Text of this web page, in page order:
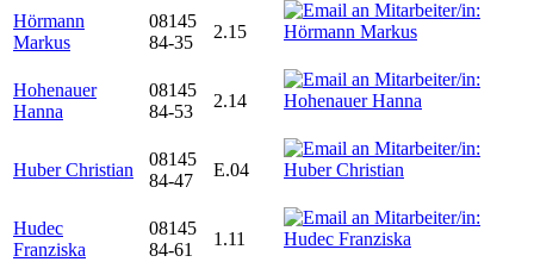
Hörmann
Markus
08145
84-35
2.15
Hohenauer
Hanna
08145
84-53
2.14
Huber Christian
08145
84-47
E.04
Hudec
Franziska
08145
84-61
1.11